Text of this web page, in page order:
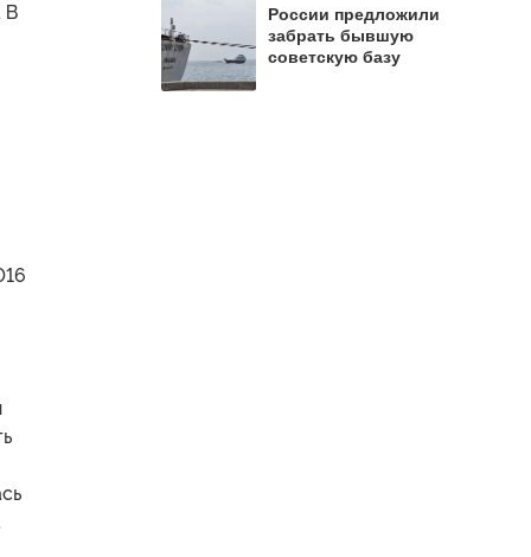
В
России предложили
забрать бывшую
советскую базу